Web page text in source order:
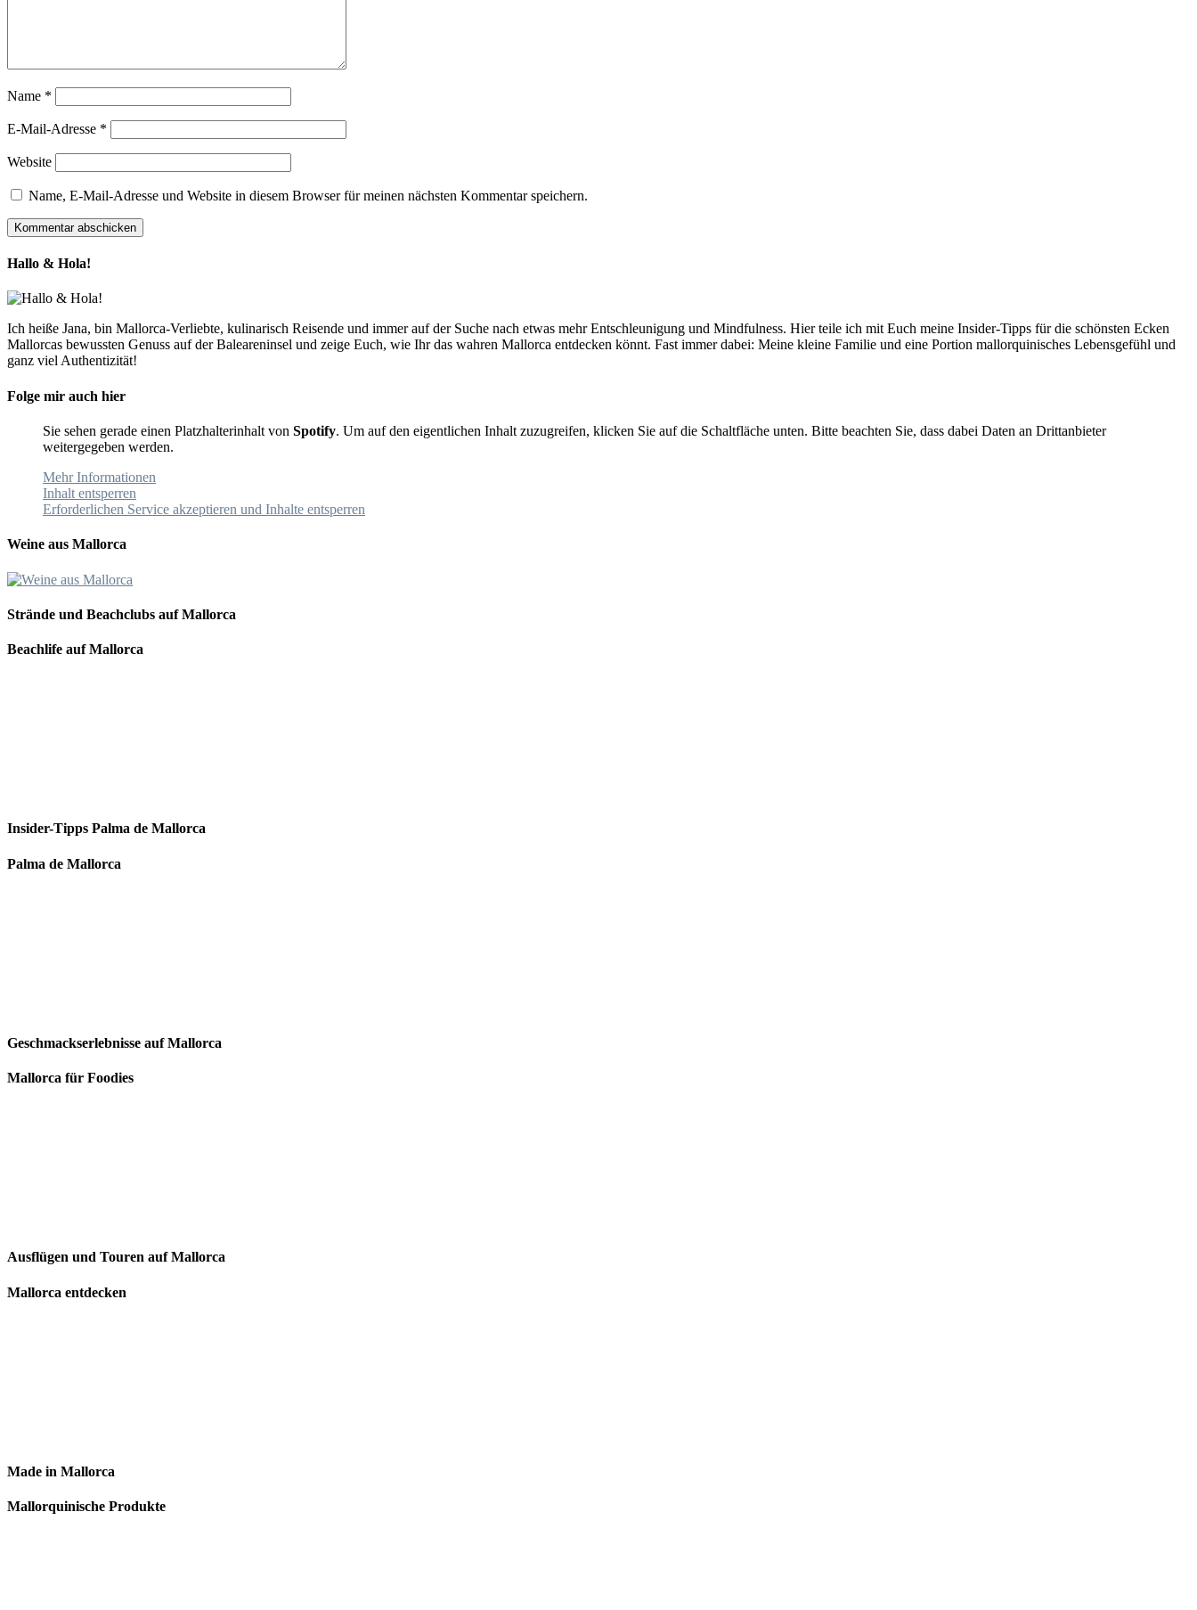
Name *
E-Mail-Adresse *
Website
Name, E-Mail-Adresse und Website in diesem Browser für meinen nächsten Kommentar speichern.
Hallo & Hola!
Ich heiße Jana, bin Mallorca-Verliebte, kulinarisch Reisende und immer auf der Suche nach etwas mehr Entschleunigung und Mindfulness. Hier teile ich mit Euch meine Insider-Tipps für die schönsten Ecken
Mallorcas bewussten Genuss auf der Baleareninsel und zeige Euch, wie Ihr das wahren Mallorca entdecken könnt. Fast immer dabei: Meine kleine Familie und eine Portion mallorquinisches Lebensgefühl und
ganz viel Authentizität!
Folge mir auch hier
Sie sehen gerade einen Platzhalterinhalt von Spotify. Um auf den eigentlichen Inhalt zuzugreifen, klicken Sie auf die Schaltfläche unten. Bitte beachten Sie, dass dabei Daten an Drittanbieter
weitergegeben werden.
Mehr Informationen
Inhalt entsperren
Erforderlichen Service akzeptieren und Inhalte entsperren
Weine aus Mallorca
Strände und Beachclubs auf Mallorca
Beachlife auf Mallorca
Insider-Tipps Palma de Mallorca
Palma de Mallorca
Geschmackserlebnisse auf Mallorca
Mallorca für Foodies
Ausflügen und Touren auf Mallorca
Mallorca entdecken
Made in Mallorca
Mallorquinische Produkte